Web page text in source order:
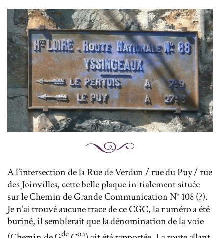
A l’intersection de la Rue de Verdun / rue du Puy / rue
des Joinvilles, cette belle plaque initialement située
sur le Chemin de Grande Communication N° 108 (?).
Je n’ai trouvé aucune trace de ce CGC, la numéro a été
buriné, il semblerait que la dénomination de la voie
de on